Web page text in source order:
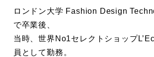
ロンドン大学 Fashion Design
で卒業後、
当時、世界No1セレクトショップ
員として勤務。